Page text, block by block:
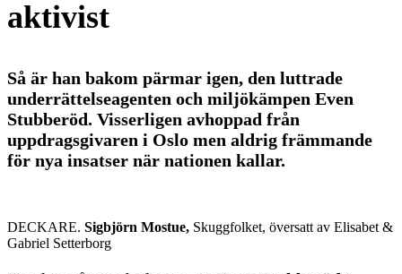
aktivist
Så är han bakom pärmar igen, den luttrade
underrättelseagenten och miljökämpen Even
Stubberöd. Visserligen avhoppad från
uppdragsgivaren i Oslo men aldrig främmande
för nya insatser när nationen kallar.
DECKARE. Sigbjörn Mostue, Skuggfolket, översatt av Elisabet &
Gabriel Setterborg